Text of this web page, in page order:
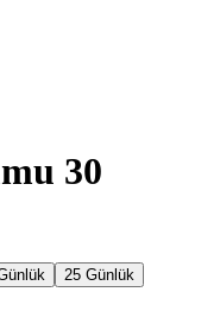
30
25 Günlük